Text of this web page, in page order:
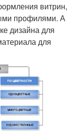
витрин,
профилями. А
дизайна для
для